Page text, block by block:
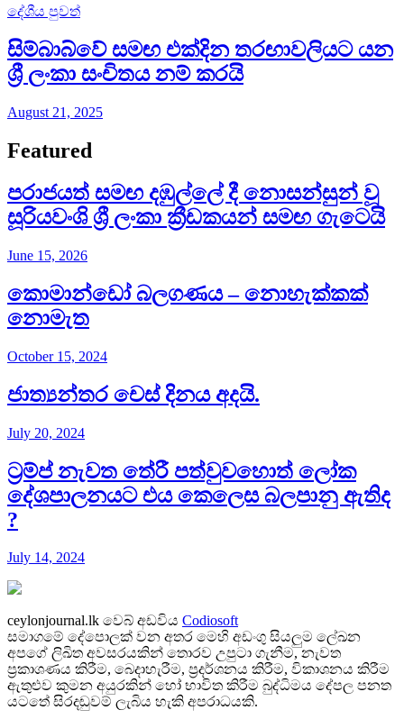
දේශීය පුවත්
සිම්බාබ්වේ සමඟ එක්දින තරඟාවලියට යන
ශ්‍රී ලංකා සංචිතය නම් කරයි
August 21, 2025
Featured
පරාජයත් සමඟ දඹුල්ලේ දී නොසන්සුන් වූ
සූරියවංශි ශ්‍රී ලංකා ක්‍රීඩකයන් සමඟ ගැටෙයි
June 15, 2026
කොමාන්ඩෝ බලගණය – නොහැක්කක්
නොමැත​
October 15, 2024
ජාත්‍යන්තර චෙස් දිනය අදයි.
July 20, 2024
ට්‍රම්ප් නැවත තේරී පත්වුවහොත් ලෝක
දේශපාලනයට එය කෙලෙස බලපානු ඇතිද​
?
July 14, 2024
ceylonjournal.lk වෙබ් අඩවිය Codiosoft
සමාගමේ දේපොලක් වන අතර මෙහි අඩංගු සියලුම ලේඛන
අපගේ ලිඛිත අවසරයකින් තොරව උපුටා ගැනීම, නැවත
ප්‍රකාශණය කිරීම, බෙදාහැරීම, ප්‍රදර්ශනය කිරීම, විකාශනය කිරීම
ඇතුළුව කුමන අයුරකින් හෝ භාවිත කිරීම බුද්ධිමය දේපල පනත
යටතේ සිරදඬුවම් ලැබිය හැකි අපරාධයකි.